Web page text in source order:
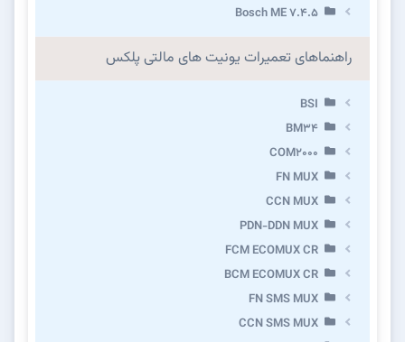
Bosch ME 7.4.5
راهنماهای تعمیرات یونیت های مالتی پلکس
BSI
BM34
COM2000
FN MUX
CCN MUX
PDN-DDN MUX
FCM ECOMUX CR
BCM ECOMUX CR
FN SMS MUX
CCN SMS MUX